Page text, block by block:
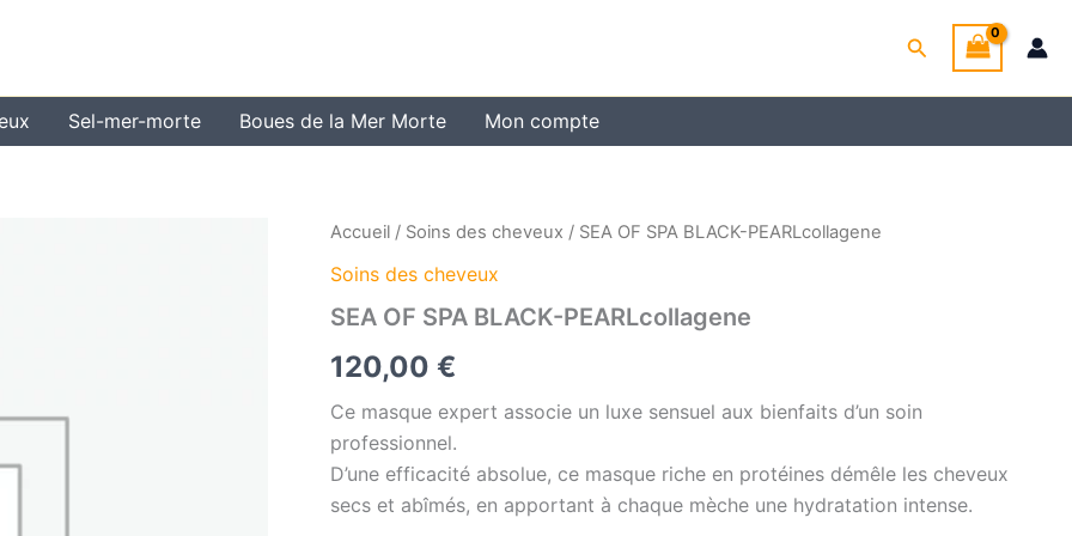
Rechercher
Sel-mer-morte Boues de la Mer Morte Mon compte
Accueil / Soins des cheveux / SEA OF SPA BLACK-PEARLcollagene
Soins des cheveux
SEA OF SPA BLACK-PEARLcollagene
120,00€
Ce masque expert associe un luxe sensuel aux bienfaits d’un soin
professionnel.
D’une efficacité absolue, ce masque riche en protéines démêle les cheveux
secs et abîmés, en apportant à chaque mèche une hydratation intense.